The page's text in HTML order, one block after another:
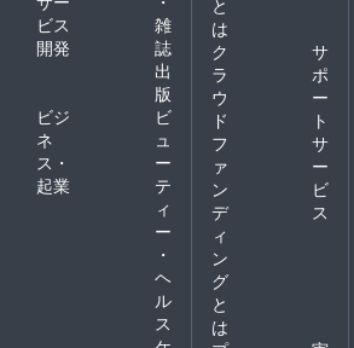
ビス
開発
雑
誌
出
版
ビジ
ネ
ス・
起業
ビ
ュ
ー
テ
ィ
ー
・
ヘ
ル
ス
は
ク
ラ
ウ
ド
フ
ァ
ン
デ
ィ
ン
グ
と
は
サ
ポ
ー
ト
サ
ー
ビ
ス